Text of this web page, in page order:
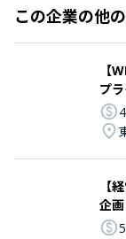
この企業の他
【
プ
【
企